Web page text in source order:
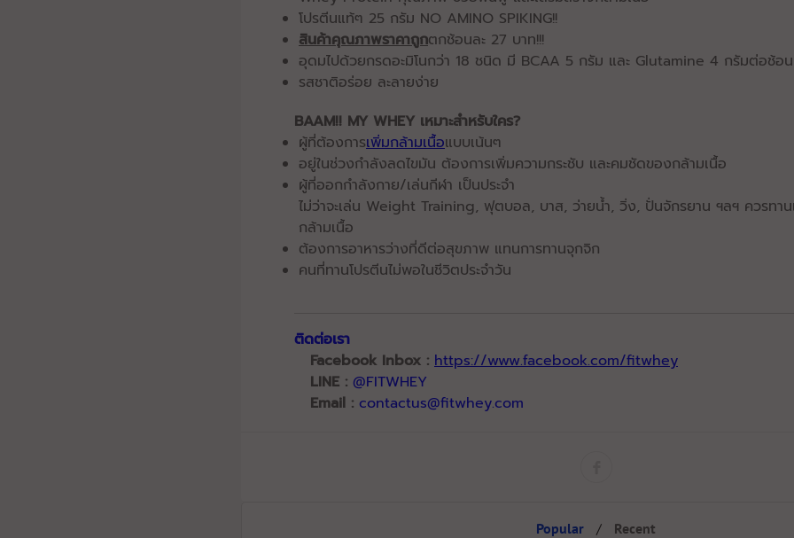
โปรตีนแท้ๆ 25 กรัม NO AMINO SPIKING!!​
สินค้าคุณภาพราคาถูกตกช้อนละ 27 บาท!!!​
อุดมไปด้วยกรดอะมิโนกว่า 18 ชนิด มี BCAA 5 กรัม และ Glutamine 4 กรัมต่อช้อน​
รสชาติอร่อย ละลายง่าย
BAAM!! MY WHEY เหมาะสำหรับใคร?
ผู้ที่ต้องการเพิ่มกล้ามเนื้อแบบเน้นๆ​
อยู่ในช่วงกำลังลดไขมัน ต้องการเพิ่มความกระชับ และคมชัดของกล้ามเนื้อ​
ผู้ที่ออกกำลังกาย/เล่นกีฬา เป็นประจำ
ไม่ว่าจะเล่น Weight Training, ฟุตบอล, บาส, ว่ายน้ำ, วิ่ง, ปั่นจักรยาน ฯลฯ ควรทา
กล้ามเนื้อ​
ต้องการอาหารว่างที่ดีต่อสุขภาพ แทนการทานจุกจิก​
คนที่ทานโปรตีนไม่พอในชีวิตประจำวัน
ติดต่อเรา
Facebook Inbox : https://www.facebook.com/fitwhey
LINE : @FITWHEY
Email : contactus@fitwhey.com
Popular / Recent